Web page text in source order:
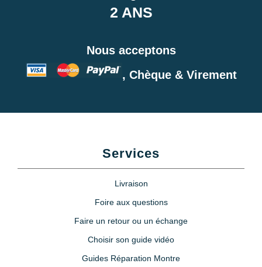
2 ANS
Nous acceptons
, Chèque & Virement
Services
Livraison
Foire aux questions
Faire un retour ou un échange
Choisir son guide vidéo
Guides Réparation Montre